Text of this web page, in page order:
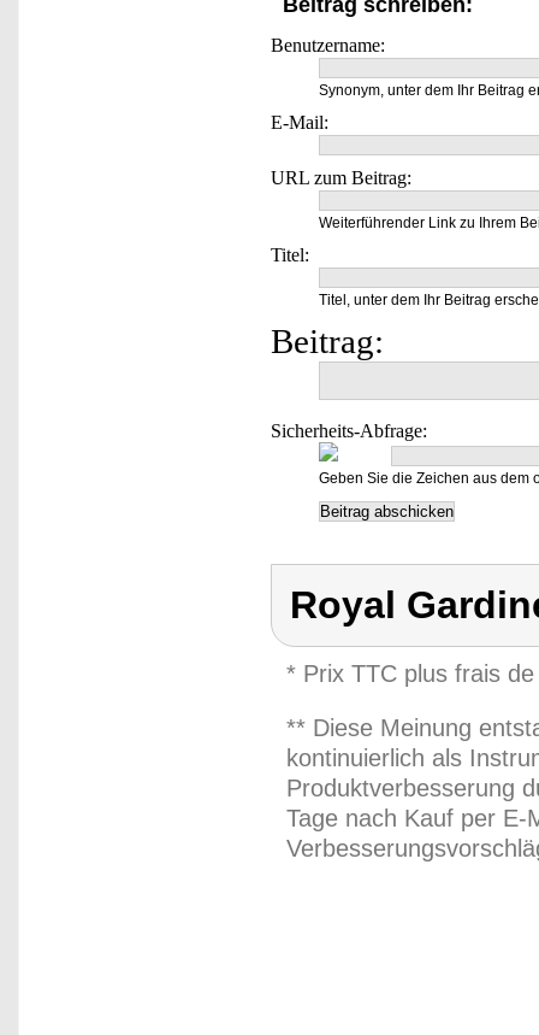
Beitrag schreiben:
Benutzername:
Synonym, unter dem Ihr Beitrag
E-Mail:
URL zum Beitrag:
Weiterführender Link zu Ihrem
Titel:
Titel, unter dem Ihr Beitrag
Beitrag:
Sicherheits-Abfrage:
Geben Sie die Zeichen aus dem
Royal
* Prix TTC plus frais
** Diese Meinung
kontinuierlich als
Produktverbesserung
Tage nach Kauf per E-